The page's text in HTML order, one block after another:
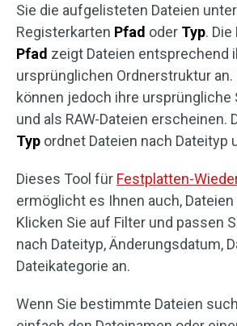
Sie die aufgelisteten Dateien
Registerkarten Pfad oder Typ.
Pfad zeigt Dateien entsprechend
ursprünglichen Ordnerstruktur an.
können jedoch ihre ursprüngliche
und als RAW-Dateien erscheinen.
Typ ordnet Dateien nach Dateityp
Dieses Tool für Festplatten-
ermöglicht es Ihnen auch,
Klicken Sie auf Filter und passen
nach Dateityp, Änderungsdatum,
Dateikategorie an.
Wenn Sie bestimmte Dateien